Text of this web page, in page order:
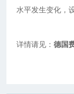
水平发生变化，
详情请见：德国